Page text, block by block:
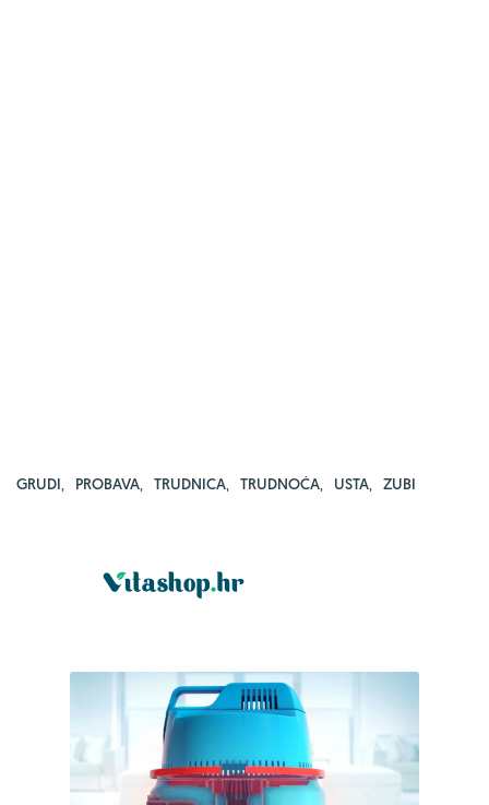
GRUDI, PROBAVA, TRUDNICA, TRUDNOĆA, USTA, ZUBI